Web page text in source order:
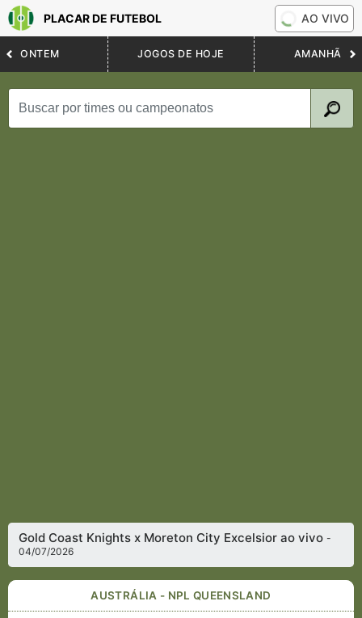
PLACAR DE FUTEBOL AO VIVO
ONTEM JOGOS DE HOJE AMANHÃ
Gold Coast Knights x Moreton City Excelsior ao vivo-
04/07/2026
AUSTRÁLIA - NPL QUEENSLAND